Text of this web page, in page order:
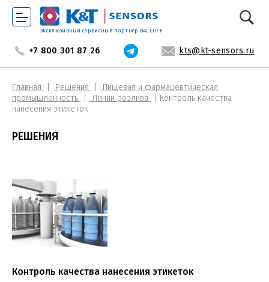
Эксклюзивный сервисный партнер BALLUFF
+7 800 301 87 26 kts@kt-sensors.ru
Главная Решения
Пищевая и фармацевтическая
промышленность
Линии розлива
Контроль качества
нанесения этикеток
РЕШЕНИЯ
Контроль качества нанесения этикеток